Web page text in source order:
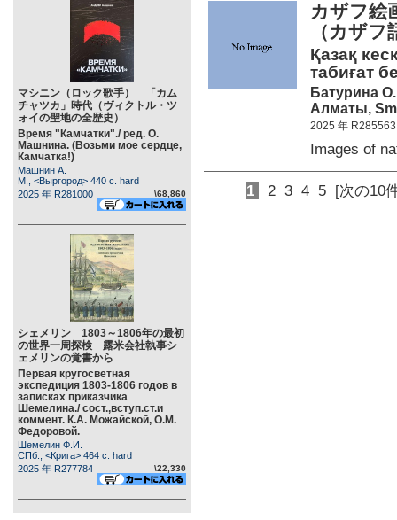
マシニン（ロック歌手） 「カム
チャツカ」時代（ヴィクトル・ツ
ォイの聖地の全歴史）
Время "Камчатки"./ ред. О.
Машнина. (Возьми мое сердце,
Камчатка!)
Машнин А.
М., <Выргород> 440 c. hard
2025 年 R281000
\68,860
シェメリン 1803～1806年の最初
の世界一周探検 露米会社執事シ
ェメリンの覚書から
Первая кругосветная
экспедиция 1803-1806 годов в
записках приказчика
Шемелина./ сост.,вступ.ст.и
коммент. К.А. Можайской, О.М.
Федоровой.
Шемелин Ф.И.
СПб., <Крига> 464 c. hard
2025 年 R277784
\22,330
カザフ
（カザ
Қазақ
табиғат
Батурина О.
Алматы,
2025 年 R285563
Images of
1 2 3 4 5 [次の10